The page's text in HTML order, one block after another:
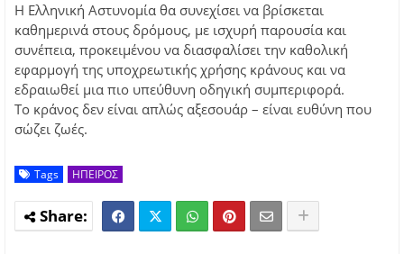
Η Ελληνική Αστυνομία θα συνεχίσει να βρίσκεται
καθημερινά στους δρόμους, με ισχυρή παρουσία και
συνέπεια, προκειμένου να διασφαλίσει την καθολική
εφαρμογή της υποχρεωτικής χρήσης κράνους και να
εδραιωθεί μια πιο υπεύθυνη οδηγική συμπεριφορά.
Το κράνος δεν είναι απλώς αξεσουάρ – είναι ευθύνη που
σώζει ζωές.
Tags ΗΠΕΙΡΟΣ